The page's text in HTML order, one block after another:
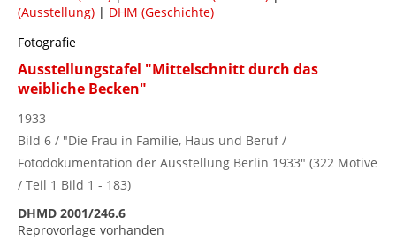
(Ausstellung) | DHM (Geschichte)
Fotografie
Ausstellungstafel "Mittelschnitt durch das
weibliche Becken"
1933
Bild 6 / "Die Frau in Familie, Haus und Beruf /
Fotodokumentation der Ausstellung Berlin 1933" (322 Motive
/ Teil 1 Bild 1 - 183)
DHMD 2001/246.6
Reprovorlage vorhanden